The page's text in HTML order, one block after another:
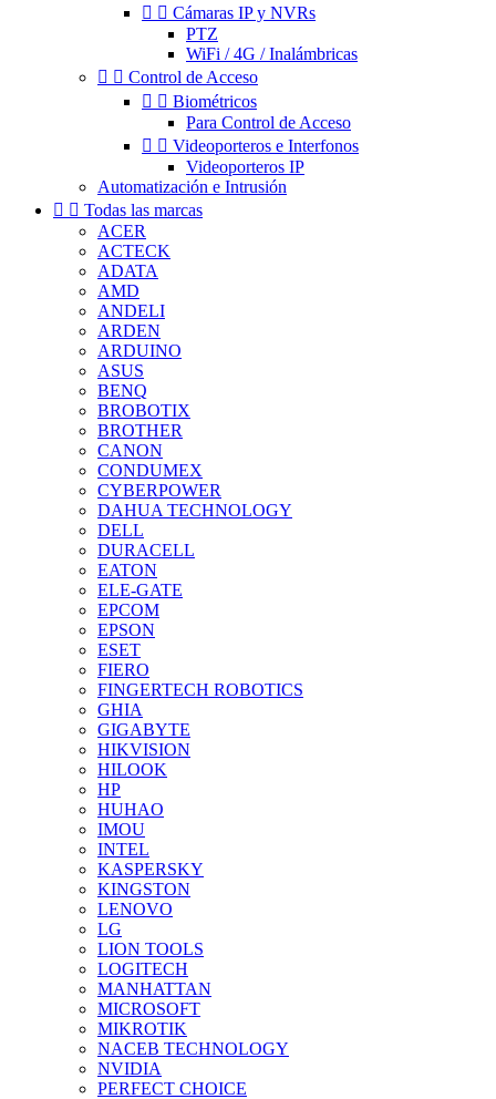
  Cámaras IP y NVRs
PTZ
WiFi / 4G / Inalámbricas
  Control de Acceso
  Biométricos
Para Control de Acceso
  Videoporteros e Interfonos
Videoporteros IP
Automatización e Intrusión
  Todas las marcas
ACER
ACTECK
ADATA
AMD
ANDELI
ARDEN
ARDUINO
ASUS
BENQ
BROBOTIX
BROTHER
CANON
CONDUMEX
CYBERPOWER
DAHUA TECHNOLOGY
DELL
DURACELL
EATON
ELE-GATE
EPCOM
EPSON
ESET
FIERO
FINGERTECH ROBOTICS
GHIA
GIGABYTE
HIKVISION
HILOOK
HP
HUHAO
IMOU
INTEL
KASPERSKY
KINGSTON
LENOVO
LG
LION TOOLS
LOGITECH
MANHATTAN
MICROSOFT
MIKROTIK
NACEB TECHNOLOGY
NVIDIA
PERFECT CHOICE